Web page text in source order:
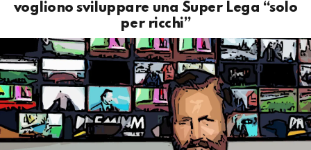
vogliono sviluppare una Super Lega “solo
per ricchi”